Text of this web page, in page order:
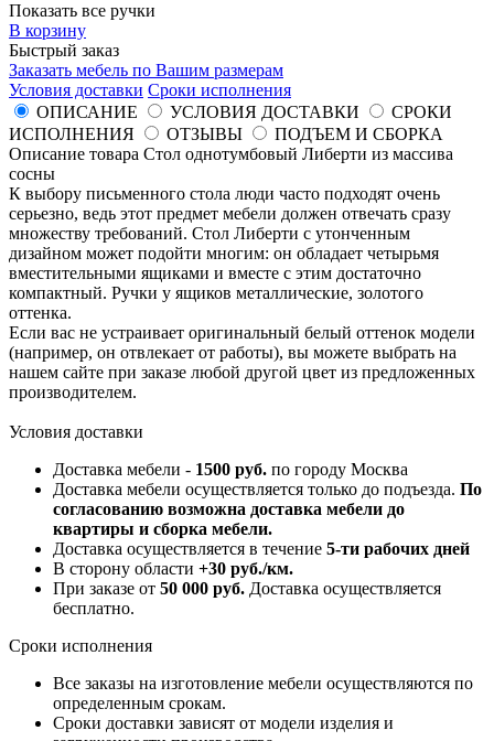
Показать все ручки
В корзину
Быстрый заказ
Заказать мебель по Вашим размерам
Условия доставки Сроки исполнения
ОПИСАНИЕ
УСЛОВИЯ ДОСТАВКИ
СРОКИ
ИСПОЛНЕНИЯ
ОТЗЫВЫ
ПОДЪЕМ И СБОРКА
Описание товара Стол однотумбовый Либерти из массива
сосны
К выбору письменного стола люди часто подходят очень
серьезно, ведь этот предмет мебели должен отвечать сразу
множеству требований. Стол Либерти с утонченным
дизайном может подойти многим: он обладает четырьмя
вместительными ящиками и вместе с этим достаточно
компактный. Ручки у ящиков металлические, золотого
оттенка.
Если вас не устраивает оригинальный белый оттенок модели
(например, он отвлекает от работы), вы можете выбрать на
нашем сайте при заказе любой другой цвет из предложенных
производителем.
Условия доставки
Доставка мебели - 1500 руб. по городу Москва
Доставка мебели осуществляется только до подъезда. По
согласованию возможна доставка мебели до
квартиры и сборка мебели.
Доставка осуществляется в течение 5-ти рабочих дней
В сторону области +30 руб./км.
При заказе от 50 000 руб. Доставка осуществляется
бесплатно.
Сроки исполнения
Все заказы на изготовление мебели осуществляются по
определенным срокам.
Сроки доставки зависят от модели изделия и